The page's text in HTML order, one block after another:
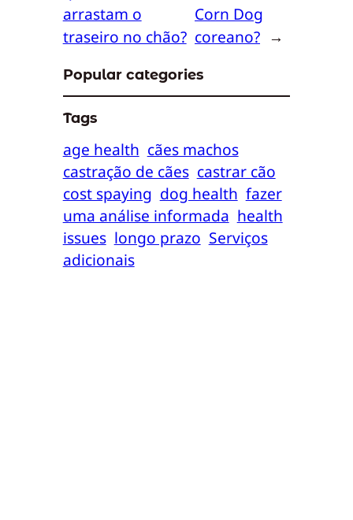
arrastam o
traseiro no chão?
Corn Dog
coreano? →
Popular categories
Tags
age health cães machos
castração de cães castrar cão
cost spaying dog health fazer
uma análise informada health
issues longo prazo Serviços
adicionais